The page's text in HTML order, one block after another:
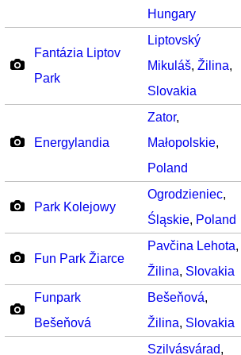
Hungary
Fantázia Liptov
Park
Liptovský
Mikuláš, Žilina,
Slovakia
Energylandia
Zator,
Małopolskie,
Poland
Park Kolejowy
Ogrodzieniec,
Śląskie, Poland
Fun Park Žiarce
Pavčina Lehota,
Žilina, Slovakia
Funpark
Bešeňová
Bešeňová,
Žilina, Slovakia
Szilvásvárad,